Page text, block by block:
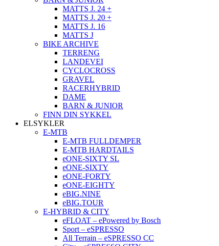
MATTS J. 24 +
MATTS J. 20 +
MATTS J. 16
MATTS J
BIKE ARCHIVE
TERRENG
LANDEVEI
CYCLOCROSS
GRAVEL
RACERHYBRID
DAME
BARN & JUNIOR
FINN DIN SYKKEL
ELSYKLER
E-MTB
E-MTB FULLDEMPER
E-MTB HARDTAILS
eONE-SIXTY SL
eONE-SIXTY
eONE-FORTY
eONE-EIGHTY
eBIG.NINE
eBIG.TOUR
E-HYBRID & CITY
eFLOAT – ePowered by Bosch
Sport – eSPRESSO
All Terrain – eSPRESSO CC